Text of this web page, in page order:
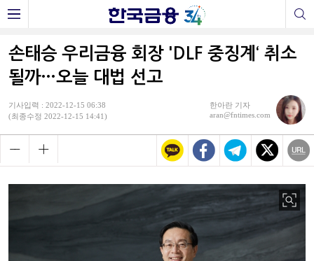
손태승 우리금융 회장 'DLF 중징계‘ 취소
될까…오늘 대법 선고
기사입력 : 2022-12-15 06:38
(최종수정 2022-12-15 14:41)
한아란 기자
aran@fntimes.com